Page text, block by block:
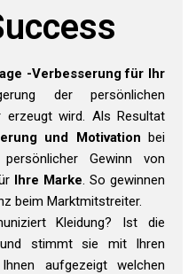
-Verbesserung für Ihr
der persönlichen
erzeugt wird. Als Resultat
und Motivation bei
Gewinn von
Ihre Marke. So gewinnen
beim Marktmitstreiter.
Kleidung? Ist die
und stimmt sie mit Ihren
aufgezeigt welchen